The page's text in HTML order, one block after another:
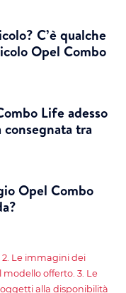
C’è qualche
Opel Combo
Life adesso
tra
Opel Combo
2. Le immagini dei
offerto. 3. Le
alla disponibilità